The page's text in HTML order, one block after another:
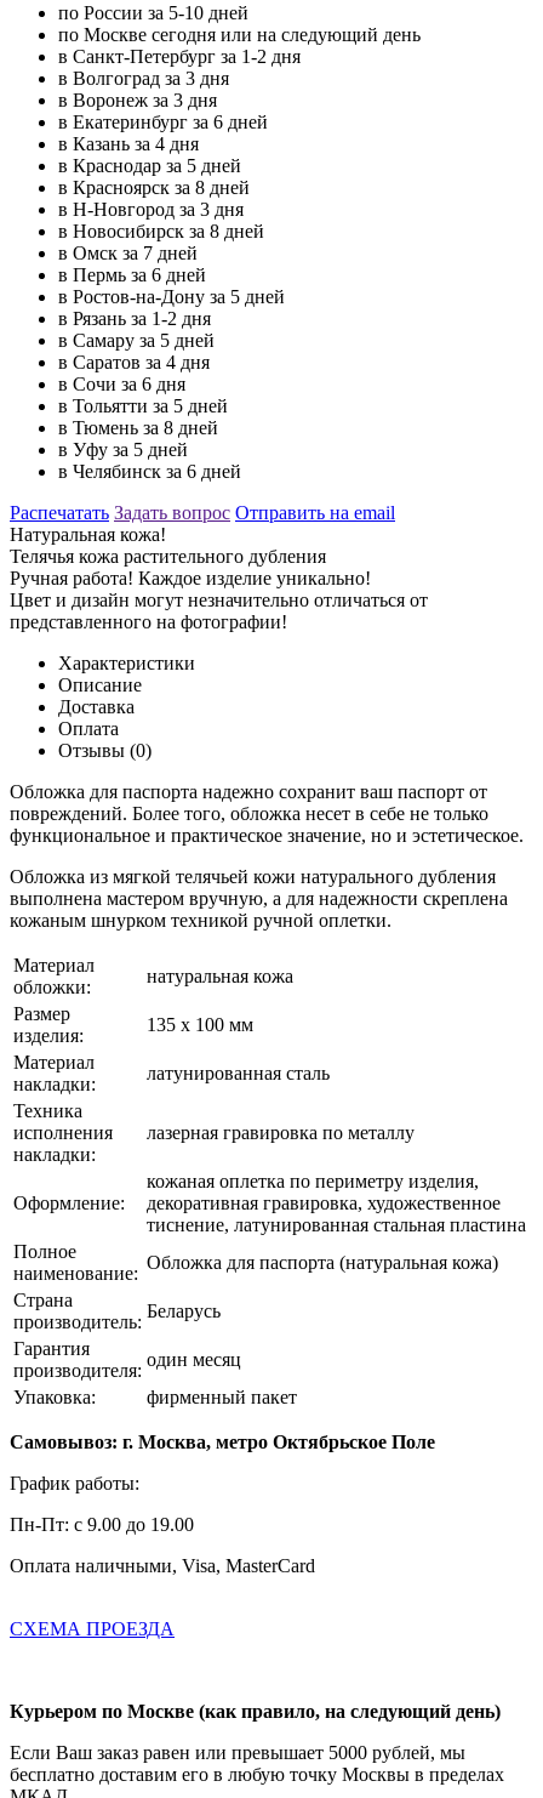
по России за 5-10 дней
по Москве сегодня или на следующий день
в Санкт-Петербург за 1-2 дня
в Волгоград за 3 дня
в Воронеж за 3 дня
в Екатеринбург за 6 дней
в Казань за 4 дня
в Краснодар за 5 дней
в Красноярск за 8 дней
в Н-Новгород за 3 дня
в Новосибирск за 8 дней
в Омск за 7 дней
в Пермь за 6 дней
в Ростов-на-Дону за 5 дней
в Рязань за 1-2 дня
в Самару за 5 дней
в Саратов за 4 дня
в Сочи за 6 дня
в Тольятти за 5 дней
в Тюмень за 8 дней
в Уфу за 5 дней
в Челябинск за 6 дней
Распечатать Задать вопрос Отправить на email
Натуральная кожа!
Телячья кожа растительного дубления
Ручная работа! Каждое изделие уникально!
Цвет и дизайн могут незначительно отличаться от
представленного на фотографии!
Характеристики
Описание
Доставка
Оплата
Отзывы (0)
Обложка для паспорта надежно сохранит ваш паспорт от
повреждений. Более того, обложка несет в себе не только
функциональное и практическое значение, но и эстетическое.
Обложка из мягкой телячьей кожи натурального дубления
выполнена мастером вручную, а для надежности скреплена
кожаным шнурком техникой ручной оплетки.
Материал
обложки:
натуральная кожа
Размер
изделия:
135 х 100 мм
Материал
накладки:
латунированная сталь
Техника
исполнения
накладки:
лазерная гравировка по металлу
Оформление:
кожаная оплетка по периметру изделия,
декоративная гравировка, художественное
тиснение, латунированная стальная пластина
Полное
наименование:
Обложка для паспорта (натуральная кожа)
Страна
производитель:
Беларусь
Гарантия
производителя:
один месяц
Упаковка:
фирменный пакет
Самовывоз: г. Москва, метро Октябрьское Поле
График работы:
Пн-Пт: с 9.00 до 19.00
Оплата наличными, Visa, MasterCard
СХЕМА ПРОЕЗДА
Курьером по Москве (как правило, на следующий день)
Если Ваш заказ равен или превышает 5000 рублей, мы
бесплатно доставим его в любую точку Москвы в пределах